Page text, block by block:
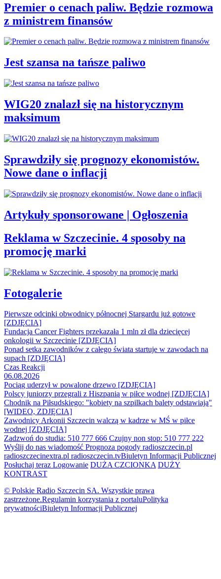
Premier o cenach paliw. Będzie rozmowa
z ministrem finansów
Jest szansa na tańsze paliwo
WIG20 znalazł się na historycznym
maksimum
Sprawdziły się prognozy ekonomistów.
Nowe dane o inflacji
Artykuły sponsorowane | Ogłoszenia
Reklama w Szczecinie. 4 sposoby na
promocję marki
Fotogalerie
Pierwsze odcinki obwodnicy północnej Stargardu już gotowe
[ZDJĘCIA]
Fundacja Cancer Fighters przekazała 1 mln zł dla dziecięcej
onkologii w Szczecinie [ZDJĘCIA]
Ponad setka zawodników z całego świata startuje w zawodach na
supach [ZDJĘCIA]
Czas Reakcji
06.08.2026
Pociąg uderzył w powalone drzewo [ZDJĘCIA]
Polscy juniorzy przegrali z Hiszpanią w piłce wodnej [ZDJĘCIA]
Chodnik na Piłsudskiego: "kobiety na szpilkach balety odstawiają"
[WIDEO, ZDJĘCIA]
Zawodnicy Arkonii Szczecin walczą w kadrze w MŚ w piłce
wodnej [ZDJĘCIA]
Zadzwoń do studia: 510 777 666 Czujny non stop: 510 777 222
Wyślij do nas wiadomość Prognoza pogody radioszczecin.pl
radioszczecinextra.pl radioszczecin.tvBiuletyn Informacji Publicznej
Posłuchaj teraz Logowanie DUŻA CZCIONKA DUŻY
KONTRAST
© Polskie Radio Szczecin SA. Wszystkie prawa
zastrzeżone.Regulamin korzystania z portaluPolityka
prywatnościBiuletyn Informacji Publicznej